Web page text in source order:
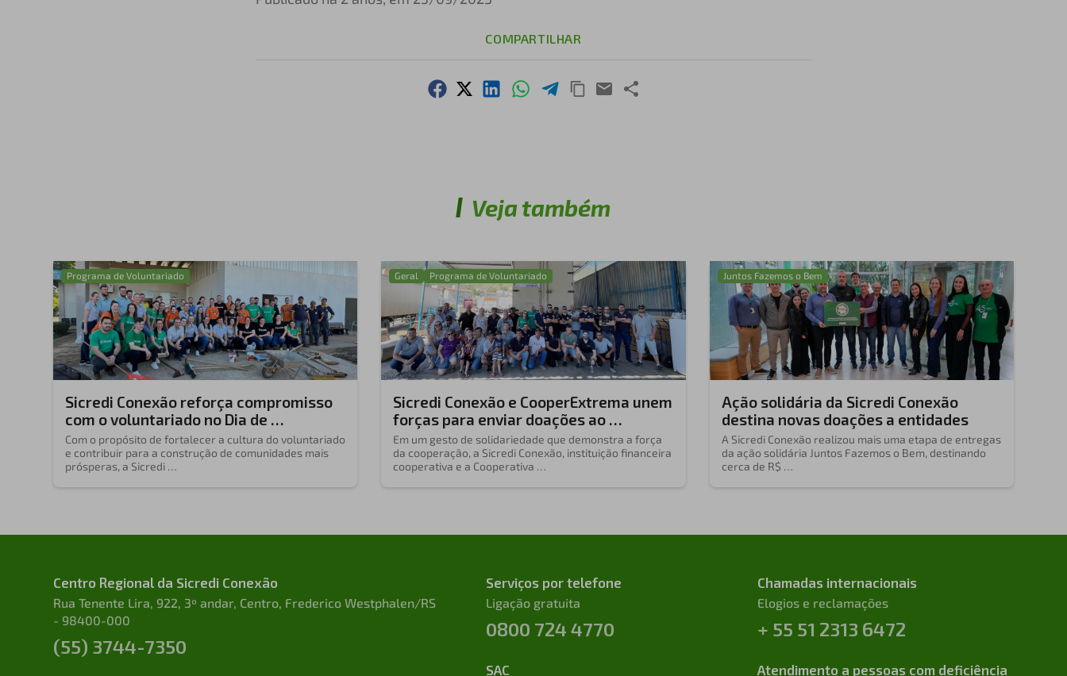
COMPARTILHAR
Veja também
Programa de Voluntariado
Sicredi Conexão reforça compromisso
com o voluntariado no Dia de …
Com o propósito de fortalecer a cultura do voluntariado
e contribuir para a construção de comunidades mais
prósperas, a Sicredi …
Geral Programa de Voluntariado
Sicredi Conexão e CooperExtrema unem
forças para enviar doações ao …
Em um gesto de solidariedade que demonstra a força
da cooperação, a Sicredi Conexão, instituição financeira
cooperativa e a Cooperativa …
Juntos Fazemos o Bem
Ação solidária da Sicredi Conexão
destina novas doações a entidades
A Sicredi Conexão realizou mais uma etapa de entregas
da ação solidária Juntos Fazemos o Bem, destinando
cerca de R$ …
Centro Regional da Sicredi Conexão
Rua Tenente Lira, 922, 3º andar, Centro, Frederico Westphalen/RS
- 98400-000
(55) 3744-7350
Serviços por telefone
Ligação gratuita
0800 724 4770
Chamadas internacionais
Elogios e reclamações
+ 55 51 2313 6472
SAC Atendimento a pessoas com deficiência